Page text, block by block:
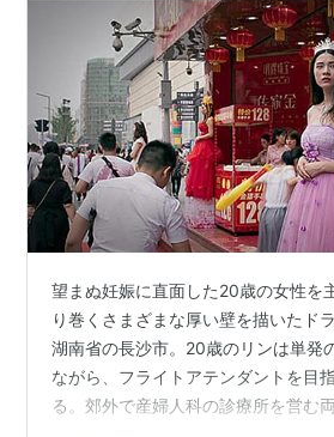
望まぬ妊娠に直面した20歳の女性を
り巻くさまざまな厚い壁を描いたド
湖南省の長沙市。20歳のリンは単発
ながら、フライトアテンダントを目
る。郊外で産婦人科の診療所を営む